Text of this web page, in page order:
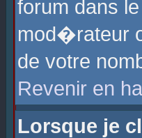
forum dans
mod�rateur
de votre
Revenir en
Lorsque je